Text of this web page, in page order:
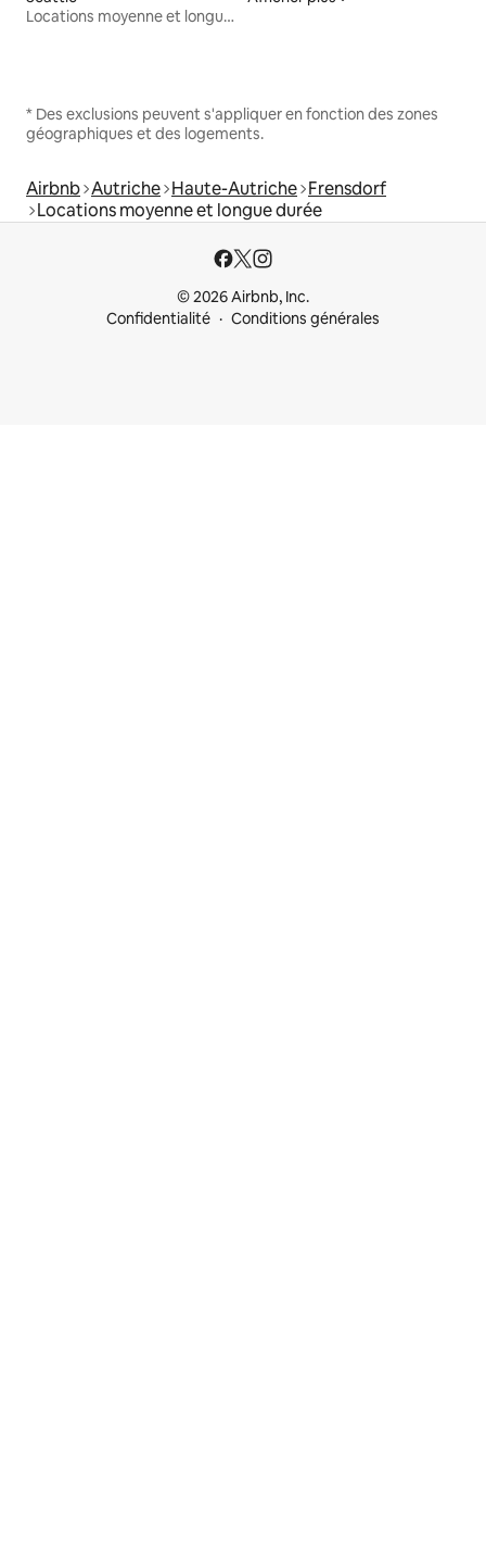
Locations moyenne et longue durée
* Des exclusions peuvent s'appliquer en fonction des zones
géographiques et des logements.
Airbnb Autriche Haute-Autriche Frensdorf
Locations moyenne et longue durée
© 2026 Airbnb, Inc.
Confidentialité
Conditions générales